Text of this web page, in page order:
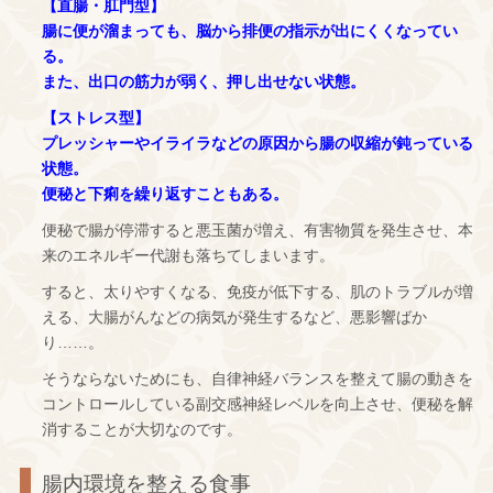
【直腸・肛門型】
腸に便が溜まっても、脳から排便の指示が出にくくなってい
る。
また、出口の筋力が弱く、押し出せない状態。
【ストレス型】
プレッシャーやイライラなどの原因から腸の収縮が鈍っている
状態。
便秘と下痢を繰り返すこともある。
便秘で腸が停滞すると悪玉菌が増え、有害物質を発生させ、本
来のエネルギー代謝も落ちてしまいます。
すると、太りやすくなる、免疫が低下する、肌のトラブルが増
える、大腸がんなどの病気が発生するなど、悪影響ばか
り……。
そうならないためにも、自律神経バランスを整えて腸の動きを
コントロールしている副交感神経レベルを向上させ、便秘を解
消することが大切なのです。
腸内環境を整える食事